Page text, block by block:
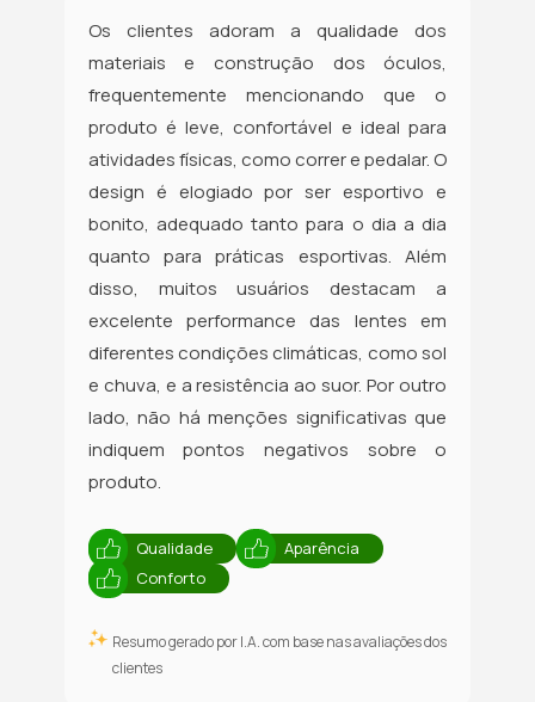
Os clientes adoram a qualidade dos
materiais e construção dos óculos,
frequentemente mencionando que o
produto é leve, confortável e ideal para
atividades físicas, como correr e pedalar. O
design é elogiado por ser esportivo e
bonito, adequado tanto para o dia a dia
quanto para práticas esportivas. Além
disso, muitos usuários destacam a
excelente performance das lentes em
diferentes condições climáticas, como sol
e chuva, e a resistência ao suor. Por outro
lado, não há menções significativas que
indiquem pontos negativos sobre o
produto.
Qualidade
Aparência
Conforto
Resumo gerado por I.A. com base nas avaliações dos
clientes